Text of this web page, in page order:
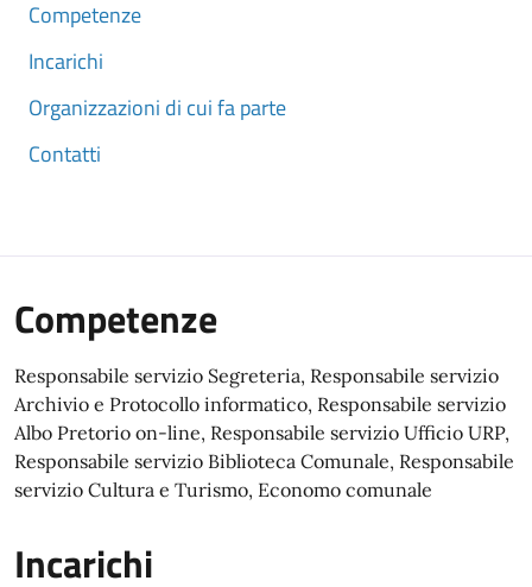
Competenze
Incarichi
Organizzazioni di cui fa parte
Contatti
Competenze
Responsabile servizio Segreteria, Responsabile servizio
Archivio e Protocollo informatico, Responsabile servizio
Albo Pretorio on-line, Responsabile servizio Ufficio URP,
Responsabile servizio Biblioteca Comunale, Responsabile
servizio Cultura e Turismo, Economo comunale
Incarichi